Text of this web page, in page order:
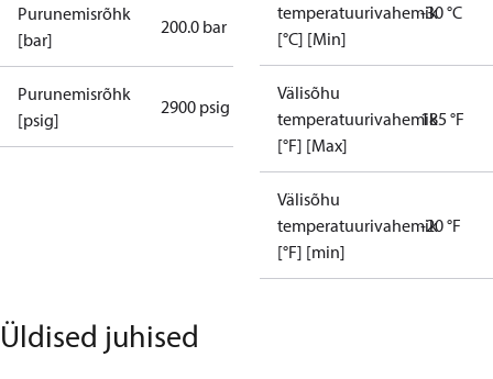
Purunemisrõhk
[bar]
200.0 bar
Purunemisrõhk
[psig]
2900 psig
temperatuurivahemik
[°C] [Min]
-30 °C
Välisõhu
temperatuurivahemik
[°F] [Max]
185 °F
Välisõhu
temperatuurivahemik
[°F] [min]
-20 °F
Üldised juhised